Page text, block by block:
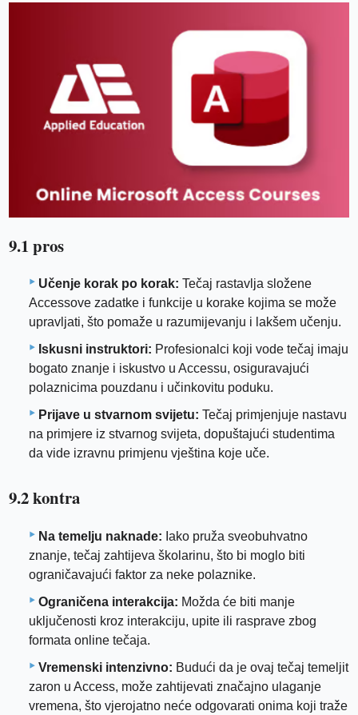
9.1 pros
Učenje korak po korak: Tečaj rastavlja složene
Accessove zadatke i funkcije u korake kojima se može
upravljati, što pomaže u razumijevanju i lakšem učenju.
Iskusni instruktori: Profesionalci koji vode tečaj imaju
bogato znanje i iskustvo u Accessu, osiguravajući
polaznicima pouzdanu i učinkovitu poduku.
Prijave u stvarnom svijetu: Tečaj primjenjuje nastavu
na primjere iz stvarnog svijeta, dopuštajući studentima
da vide izravnu primjenu vještina koje uče.
9.2 kontra
Na temelju naknade: Iako pruža sveobuhvatno
znanje, tečaj zahtijeva školarinu, što bi moglo biti
ograničavajući faktor za neke polaznike.
Ograničena interakcija: Možda će biti manje
uključenosti kroz interakciju, upite ili rasprave zbog
formata online tečaja.
Vremenski intenzivno: Budući da je ovaj tečaj temeljit
zaron u Access, može zahtijevati značajno ulaganje
vremena, što vjerojatno neće odgovarati onima koji traže